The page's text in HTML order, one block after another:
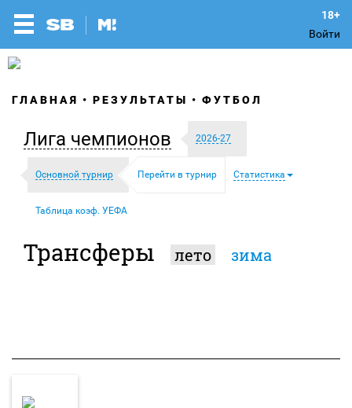
Войти
ГЛАВНАЯ РЕЗУЛЬТАТЫ ФУТБОЛ
Лига чемпионов 2026-27
Основной турнир Перейти в турнир Статистика
Таблица коэф. УЕФА
Трансферы лето зима